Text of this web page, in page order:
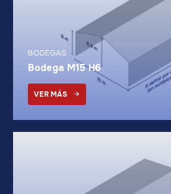
BODEGAS
Bodega M15 H6
VER MÁS